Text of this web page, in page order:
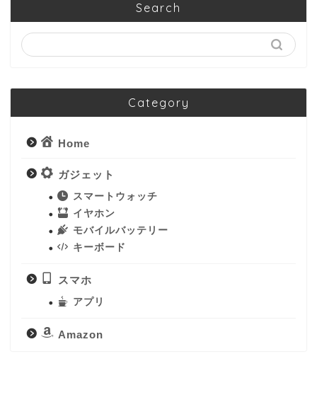
Search
Category
Home
ガジェット
スマートウォッチ
イヤホン
モバイルバッテリー
キーボード
スマホ
アプリ
Amazon